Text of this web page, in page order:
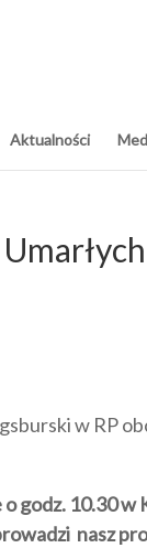
Aktualności
w RP
godz. 10.30
nasz